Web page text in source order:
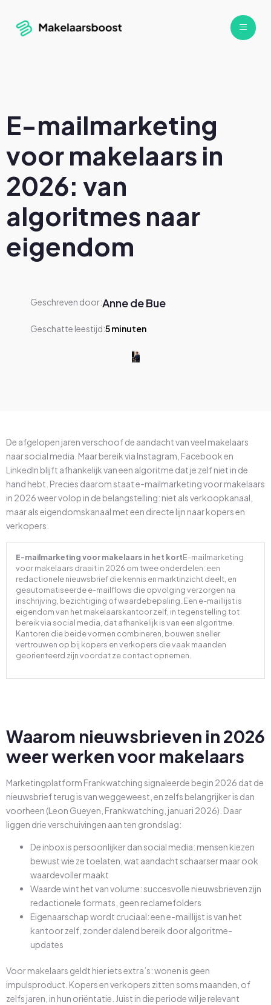
E-mailmarketing
voor makelaars in
2026: van
algoritmes naar
eigendom
Geschreven door:Anne de Bue
Geschatte leestijd:5minuten
De afgelopen jaren verschoof de aandacht van veel makelaars
naar social media. Maar bereik via Instagram, Facebook en
LinkedIn blijft afhankelijk van een algoritme dat je zelf niet in de
hand hebt. Precies daarom staat e-mailmarketing voor makelaars
in 2026 weer volop in de belangstelling: niet als verkoopkanaal,
maar als eigendomskanaal met een directe lijn naar kopers en
verkopers.
E-mailmarketing voor makelaars in het kortE-mailmarketing
voor makelaars draait in 2026 om twee onderdelen: een
redactionele nieuwsbrief die kennis en marktinzicht deelt, en
geautomatiseerde e-mailflows die opvolging verzorgen na
inschrijving, bezichtiging of waardebepaling. Een e-maillijst is
eigendom van het makelaarskantoor zelf, in tegenstelling tot
bereik via social media, dat afhankelijk is van een algoritme.
Kantoren die beide vormen combineren, bouwen sneller
vertrouwen op bij kopers en verkopers die vaak maanden
georienteerd zijn voordat ze contact opnemen.
Waarom nieuwsbrieven in 2026
weer werken voor makelaars
Marketingplatform Frankwatching signaleerde begin 2026 dat de
nieuwsbrief terug is van weggeweest, en zelfs belangrijker is dan
voorheen (Leon Gueyen, Frankwatching, januari 2026). Daar
liggen drie verschuivingen aan ten grondslag:
De inbox is persoonlijker dan social media: mensen kiezen
bewust wie ze toelaten, wat aandacht schaarser maar ook
waardevoller maakt
Waarde wint het van volume: succesvolle nieuwsbrieven zijn
redactionele formats, geen reclamefolders
Eigenaarschap wordt cruciaal: een e-maillijst is van het
kantoor zelf, zonder dalend bereik door algoritme-
updates
Voor makelaars geldt hier iets extra’s: wonen is geen
impulsproduct. Kopers en verkopers zitten soms maanden, of
zelfs jaren, in hun oriëntatie. Juist in die periode wil je relevant